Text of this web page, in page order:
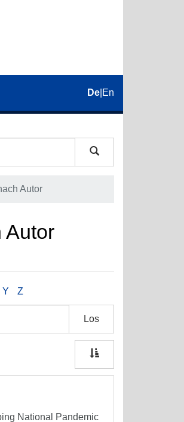
De En
Autor
Autor
Y Z
Los
National Pandemic